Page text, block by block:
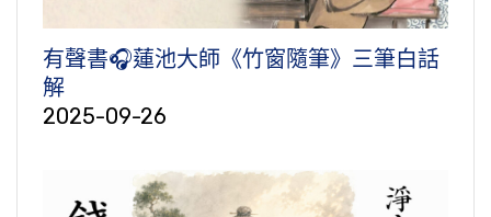
有聲書🎧蓮池大師《竹窗隨筆》三筆白話
解
2025-09-26